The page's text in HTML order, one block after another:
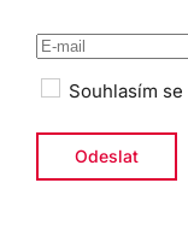
Souhlasím se